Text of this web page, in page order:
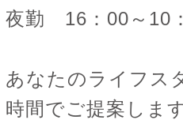
夜勤 16：00～10
あなたのライフス
時間でご提案しま